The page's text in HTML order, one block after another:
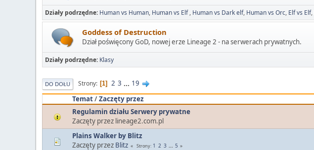
Działy podrzędne Human vs Human Human vs Elf Human vs Dark elf Human vs Orc Elf vs Elf
Goddess of Destruction
Dział poświęcony GoD, nowej erze Lineage 2 - na serwerach prywatnych.
Działy podrzędne Klasy
DO DOŁU Strony 1 2 3 ... 19
Temat/Zaczęty przez
Regulamin działu Serwery prywatne
Zaczęty przez lineage2.com.pl
Plains Walker by Blitz
Zaczęty przez Blitz Strony 1 2 3 ... 5